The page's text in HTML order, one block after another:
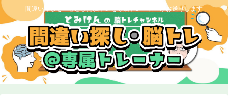
間違い探しを中心とした脳トレを専属トレーナーがお送りします